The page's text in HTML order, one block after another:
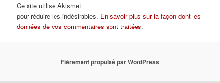
Ce site utilise Akismet
pour réduire les indésirables. En savoir plus sur la façon dont les
données de vos commentaires sont traitées.
Fièrement propulsé par WordPress